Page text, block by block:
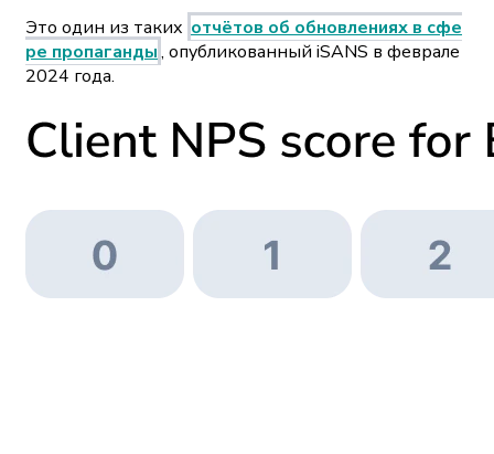
Это один из таких отчётов об обновлениях в сфе
ре пропаганды, опубликованный iSANS в феврале
2024 года.